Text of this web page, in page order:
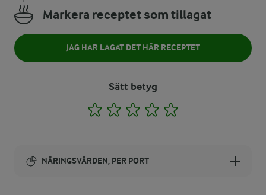
Markera receptet som tillagat
JAG HAR LAGAT DET HÄR RECEPTET
Sätt betyg
1 2 3 4
NÄRINGSVÄRDEN, PER PORT